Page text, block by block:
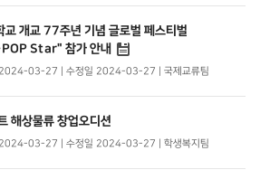
교 개교 77주년 기념 글로벌 페스티벌
Star" 참가 안내
03-27 | 수정일 2024-03-27 | 국제교류팀
해상물류 창업오디션
03-27 | 수정일 2024-03-27 | 학생복지팀